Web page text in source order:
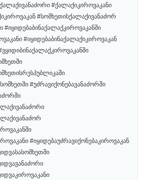
#ქალაქიკიროვაკანი
#სომხეთისქალაქივანაძორ
#იყიდებაბინაქალაქკიროვაკანში
#იყიდებაბინაქალაქიკიროვაკან
#უძრავიქონებავანაძორში
#იყიდებაუძრავიქონებაკიროვაკან